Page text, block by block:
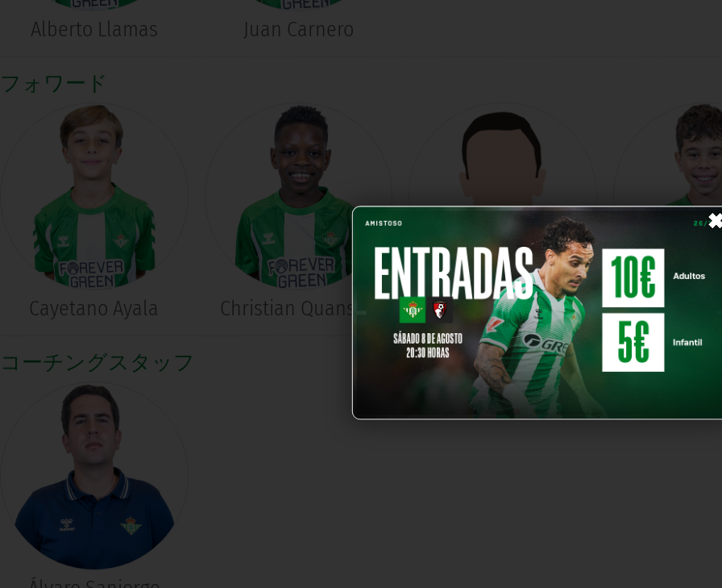
×
Alberto Llamas Juan Carnero
フォワード
Cayetano Ayala Christian Quansah Ismael Rodríguez Pablo
コーチングスタッフ